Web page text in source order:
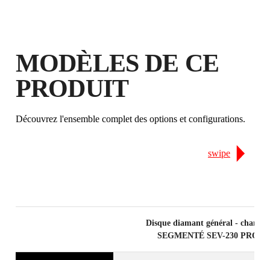
GAGNEZ JUSQU'À 7POINTS
RUBI
GARANTIE GRATUITE
PRODUITS ÉLIGIBLES
MODÈLES DE CE
PRODUIT
Découvrez l'ensemble complet des options et configurations.
swipe
Disque diamant général - chantier
SEGMENTÉ SEV-230 PRO